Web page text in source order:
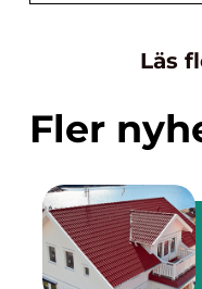
Läs
Fler